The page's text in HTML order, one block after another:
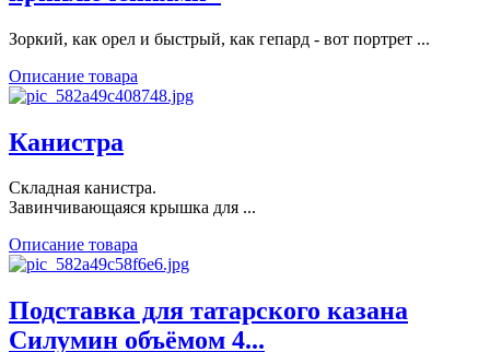
Зоркий, как орел и быстрый, как гепард - вот портрет ...
Описание товара
Канистра
Складная канистра.
Завинчивающаяся крышка для ...
Описание товара
Подставка для татарского казана
Силумин объёмом 4...